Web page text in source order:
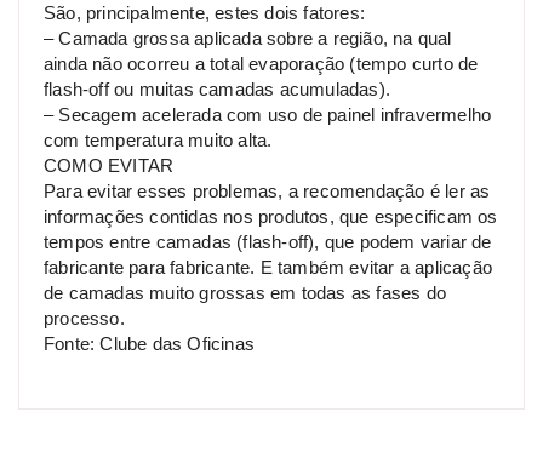
São, principalmente, estes dois fatores:
– Camada grossa aplicada sobre a região, na qual
ainda não ocorreu a total evaporação (tempo curto de
flash-off ou muitas camadas acumuladas).
– Secagem acelerada com uso de painel infravermelho
com temperatura muito alta.
COMO EVITAR
Para evitar esses problemas, a recomendação é ler as
informações contidas nos produtos, que especificam os
tempos entre camadas (flash-off), que podem variar de
fabricante para fabricante. E também evitar a aplicação
de camadas muito grossas em todas as fases do
processo.
Fonte: Clube das Oficinas